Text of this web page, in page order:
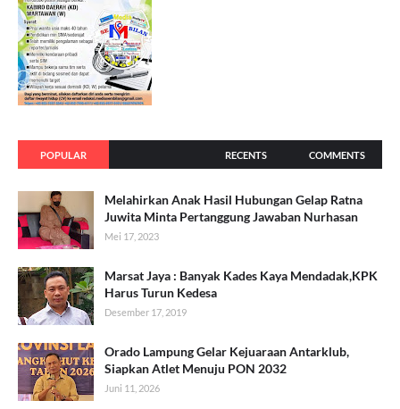
POPULAR RECENTS COMMENTS
Melahirkan Anak Hasil Hubungan Gelap Ratna
Juwita Minta Pertanggung Jawaban Nurhasan
Mei 17, 2023
Marsat Jaya : Banyak Kades Kaya Mendadak,KPK
Harus Turun Kedesa
Desember 17, 2019
Orado Lampung Gelar Kejuaraan Antarklub,
Siapkan Atlet Menuju PON 2032
Juni 11, 2026